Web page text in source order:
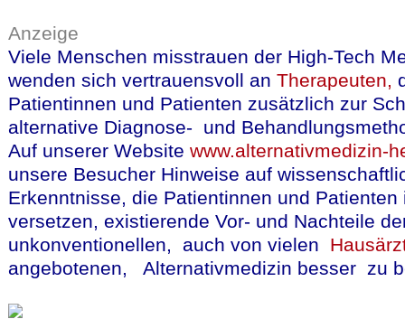
Anzeige
Viele Menschen misstrauen der High-Tech
wenden sich vertrauensvoll an Therapeuten,
Patientinnen und Patienten zusätzlich zur
alternative Diagnose- und
Auf unserer Website www.alternativmedizin-
unsere Besucher Hinweise auf
Erkenntnisse, die Patientinnen und Patienten
versetzen, existierende Vor- und Nachteile
unkonventionellen, auch von vielen
angebotenen, Alternativmedizin besser zu